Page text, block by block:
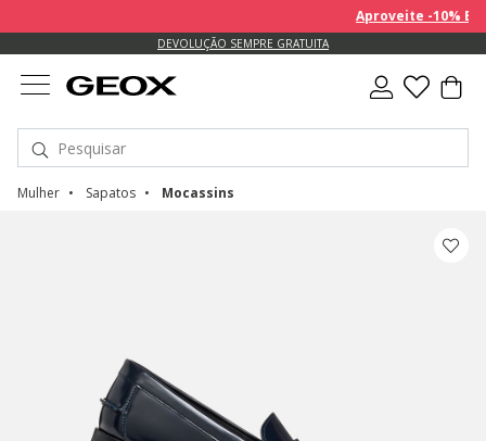
Aproveite -10%
DEVOLUÇÃO SEMPRE GRATUITA
Mulher Sapatos Mocassins